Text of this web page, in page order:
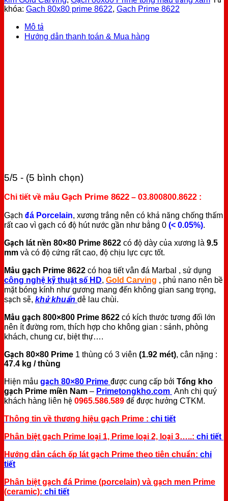
khóa: Gach 80x80 prime 8622, Gach Prime 8622
Mô tả
Hướng dẫn thanh toán & Mua hàng
5/5 - (5 bình chọn)
Chi tiết về mẫu Gạch Prime 8622 – 03.800800.8622 :
Gạch đá Porcelain, xương trắng nên có khả năng chống thấm
rất cao vì gạch có độ hút nước gần như bằng 0 (< 0.05%).
Gạch lát nền 80×80 Prime 8622 có độ dày của xương là 9.5
mm và có độ cứng rất cao, độ chịu lực cực tốt.
Mẫu gạch Prime 8622 có hoạ tiết vân đá Marbal , sử dụng
công nghệ kỹ thuật số HD, Gold Carving , phủ nano nên bề
mặt bóng kính như gương mang đến không gian sang trọng,
sạch sẽ, khử khuẩn dễ lau chùi.
Mẫu gạch 800×800 Prime 8622 có kích thước tương đối lớn
nên ít đường rom, thích hợp cho không gian : sảnh, phòng
khách, chung cư, biệt thự….
Gạch 80×80 Prime 1 thùng có 3 viên (1.92 mét), cân nặng :
47.4 kg / thùng
Hiện mẫu gạch 80×80 Prime được cung cấp bởi Tổng kho
gạch Prime miền Nam – Primetongkho.com Anh chị quý
khách hàng liên hệ 0965.586.589 để được hưởng CTKM.
Thông tin về thương hiệu gạch Prime : chi tiết
Phân biệt gạch Prime loại 1, Prime loại 2, loại 3…..: chi tiết
Hướng dẫn cách ốp lát gạch Prime theo tiên chuẩn: chi
tiết
Phân biệt gạch đá Prime (porcelain) và gạch men Prime
(ceramic): chi tiết